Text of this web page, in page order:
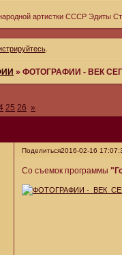
артистки СССР Эдиты
.
»ФОТОГРАФИИ - ВЕК
25 26 »
Поделиться2016-02-16
Со съемок программы